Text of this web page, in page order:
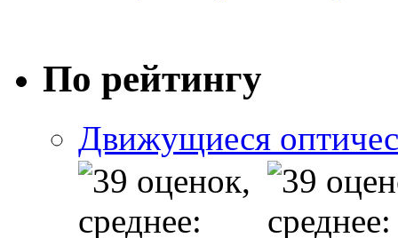
По рейтингу
Движущиеся